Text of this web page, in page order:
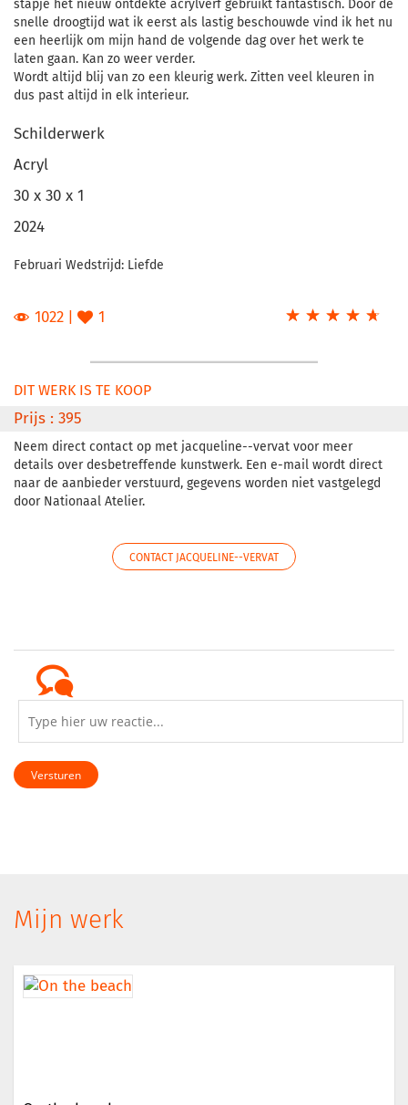
stapje het nieuw ontdekte acrylverf gebruikt fantastisch. Door de
snelle droogtijd wat ik eerst als lastig beschouwde vind ik het nu
een heerlijk om mijn hand de volgende dag over het werk te
laten gaan. Kan zo weer verder.
Wordt altijd blij van zo een kleurig werk. Zitten veel kleuren in
dus past altijd in elk interieur.
Schilderwerk
Acryl
30 x 30 x 1
2024
Februari Wedstrijd: Liefde
☆ ☆ ☆ ☆ ☆
★ ★ ★ ★ ★
1022 1
DIT WERK IS TE KOOP
Prijs : 395
Neem direct contact op met jacqueline--vervat voor meer
details over desbetreffende kunstwerk. Een e-mail wordt direct
naar de aanbieder verstuurd, gegevens worden niet vastgelegd
door Nationaal Atelier.
CONTACT JACQUELINE--VERVAT
Versturen
Mijn werk